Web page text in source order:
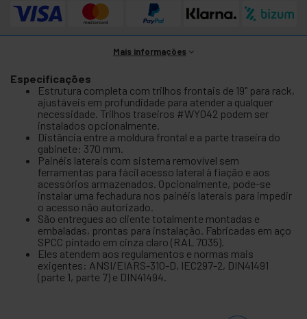
Mais informações
Especificações
Estrutura completa com trilhos frontais de 19" para rack,
ajustáveis em profundidade para atender a qualquer
necessidade. Trilhos traseiros #WY042 podem ser
instalados opcionalmente.
Distância entre a moldura frontal e a parte traseira do
gabinete: 370 mm.
Painéis laterais com sistema removível sem
ferramentas para fácil acesso lateral à fiação e aos
acessórios armazenados. Opcionalmente, pode-se
instalar uma fechadura nos painéis laterais para impedir
o acesso não autorizado.
São entregues ao cliente totalmente montadas e
embaladas, prontas para instalação. Fabricadas em aço
SPCC pintado em cinza claro (RAL 7035).
Eles atendem aos regulamentos e normas mais
exigentes: ANSI/EIARS-310-D, IEC297-2, DIN41491
(parte 1, parte 7) e DIN41494.